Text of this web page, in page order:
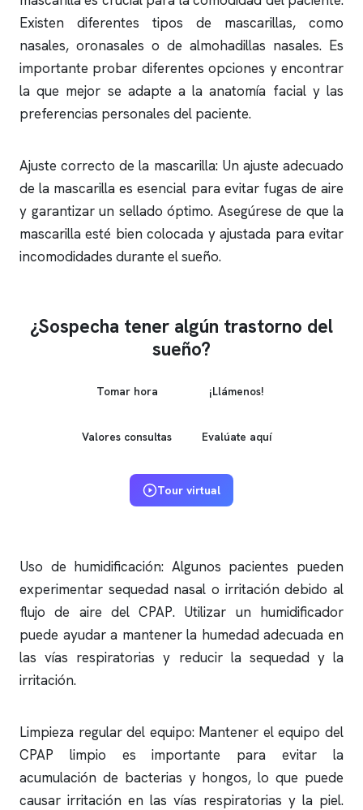
Existen diferentes tipos de mascarillas, como
nasales, oronasales o de almohadillas nasales. Es
importante probar diferentes opciones y encontrar
la que mejor se adapte a la anatomía facial y las
preferencias personales del paciente.
Ajuste correcto de la mascarilla: Un ajuste adecuado
de la mascarilla es esencial para evitar fugas de aire
y garantizar un sellado óptimo. Asegúrese de que la
mascarilla esté bien colocada y ajustada para evitar
incomodidades durante el sueño.
¿Sospecha tener algún trastorno del
sueño?
Tomar hora ¡Llámenos!
Valores consultas Evalúate aquí
Tour virtual
Uso de humidificación: Algunos pacientes pueden
experimentar sequedad nasal o irritación debido al
flujo de aire del CPAP. Utilizar un humidificador
puede ayudar a mantener la humedad adecuada en
las vías respiratorias y reducir la sequedad y la
irritación.
Limpieza regular del equipo: Mantener el equipo del
CPAP limpio es importante para evitar la
acumulación de bacterias y hongos, lo que puede
causar irritación en las vías respiratorias y la piel.